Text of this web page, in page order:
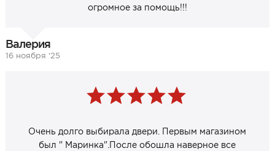
огромное за помощь!!!
Валерия
16 ноября ‘25
Очень долго выбирала двери. Первым магазином
был " Маринка".После обошла наверное все